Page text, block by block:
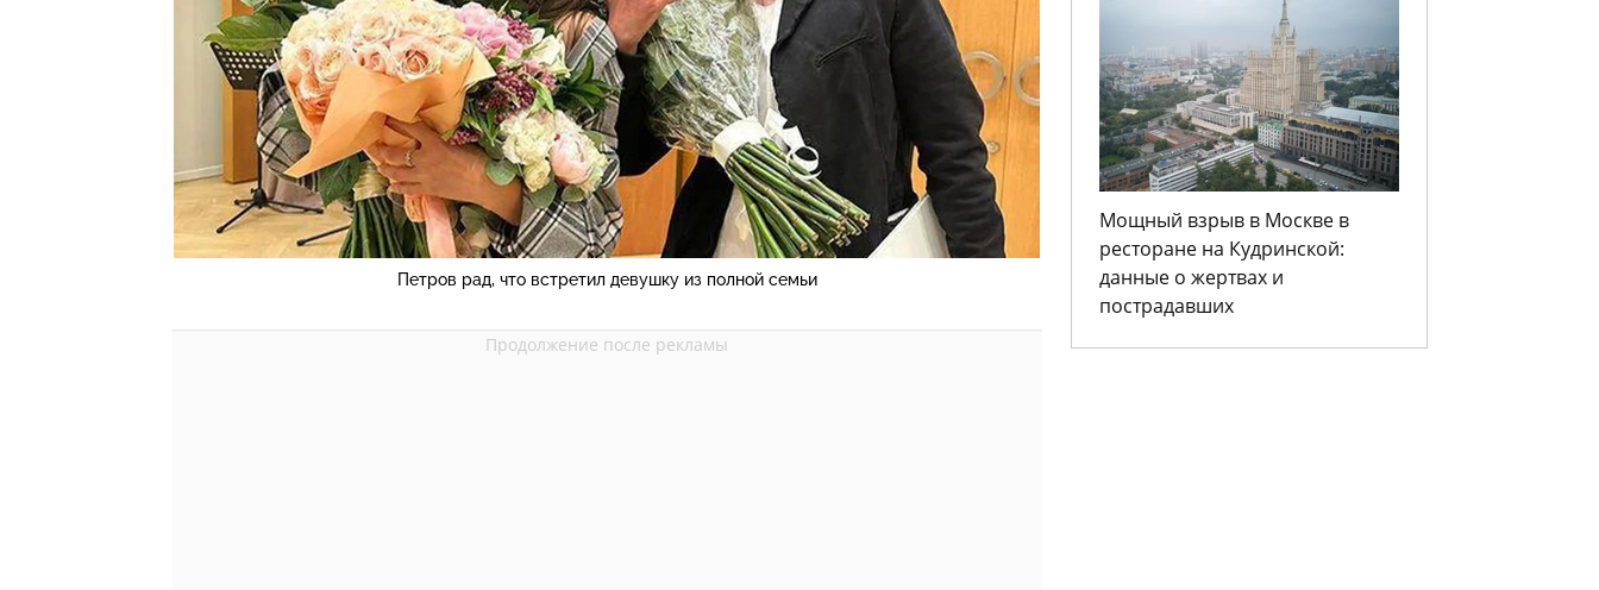
Петров рад, что встретил девушку из полной семьи
Мощный взрыв в Москве в
ресторане на Кудринской:
данные о жертвах и
пострадавших